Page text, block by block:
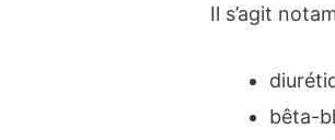
Il s’agit
bêta-